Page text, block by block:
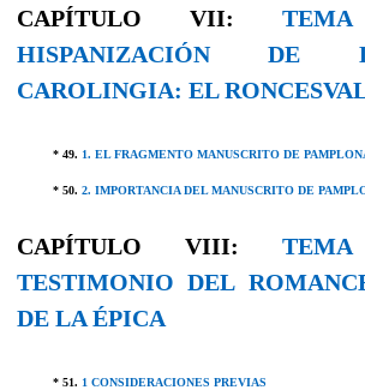
CAPÍTULO VII:
HISPANIZACIÓN DE
CAROLINGIA: EL
* 49. 1. EL FRAGMENTO MANUSCRITO DE
* 50. 2. IMPORTANCIA DEL MANUSCRITO DE
CAPÍTULO VIII:
TESTIMONIO DEL
DE LA ÉPICA
* 51. 1 CONSIDERACIONES PREVIAS